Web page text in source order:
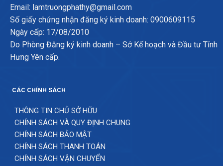
Email: lamtruongphathy@gmail.com
Số giấy chứng nhận đăng ký kinh doanh: 0900609115
Ngày cấp: 17/08/2010
Do Phòng Đăng ký kinh doanh – Sở Kế hoạch và Đầu tư Tỉnh
Hưng Yên cấp.
CÁC CHÍNH SÁCH
THÔNG TIN CHỦ SỞ HỮU
CHÍNH SÁCH VÀ QUY ĐỊNH CHUNG
CHÍNH SÁCH BẢO MẬT
CHÍNH SÁCH THANH TOÁN
CHÍNH SÁCH VẬN CHUYỂN